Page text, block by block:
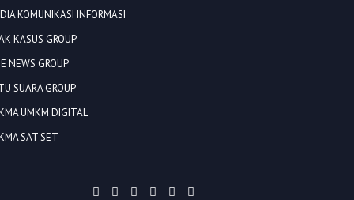
KOMUNIKASI INFORMASI
KASUS GROUP
NEWS GROUP
SUARA GROUP
UMKM DIGITAL
SAT SET